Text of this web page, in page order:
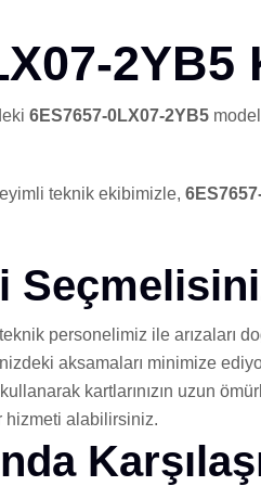
2YB5
6ES7657-0LX07-2YB5
teknik ekibimizle,
personelimiz ile arızaları
aksamaları minimize
kartlarınızın uzun
hizmeti alabilirsiniz.